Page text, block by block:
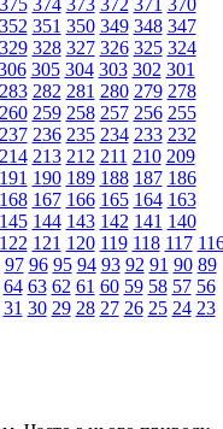
352 351 350 349 348 347
329 328 327 326 325 324
305 304 303 302 301
283 282 281 280 279 278
260 259 258 257 256 255
237 236 235 234 233 232
214 213 212 211 210 209
191 190 189 188 187 186
168 167 166 165 164 163
145 144 143 142 141 140
122 121 120 119 118 117
97 96 95 94 93 92 91 90 89
64 63 62 61 60 59 58 57 56
31 30 29 28 27 26 25 24 23